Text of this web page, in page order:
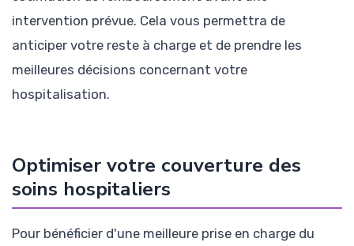
intervention prévue. Cela vous permettra de
anticiper votre reste à charge et de prendre les
meilleures décisions concernant votre
hospitalisation.
Optimiser votre couverture des
soins hospitaliers
Pour bénéficier d'une meilleure prise en charge du